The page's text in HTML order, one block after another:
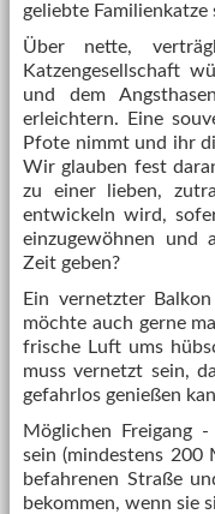
geliebte Familienkatze
Über nette,
Katzengesellschaft
und dem
erleichtern. Eine
Pfote nimmt und ihr
Wir glauben fest
zu einer lieben,
entwickeln wird,
einzugewöhnen und
Zeit geben?
Ein vernetzter
möchte auch gerne
frische Luft ums
muss vernetzt sein,
gefahrlos genießen
Möglichen Freigang
sein (mindestens
befahrenen Straße
bekommen, wenn sie